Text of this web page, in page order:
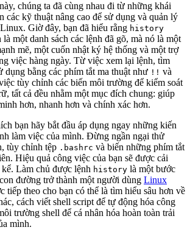
chúng ta đã cùng nhau đi từ những khái
các kỹ thuật nâng cao để sử dụng và quản lý
Giờ đây, bạn đã hiểu rằng history
một danh sách các lệnh đã gõ, mà nó là một
mẽ, một cuốn nhật ký hệ thống và một trợ
việc hàng ngày. Từ việc xem lại lệnh, tìm
dụng bằng các phím tắt ma thuật như !! và
tùy chỉnh các biến môi trường để kiểm soát
tất cả đều nhằm một mục đích chung: giúp
hơn, nhanh hơn và chính xác hơn.
bạn hãy bắt đầu áp dụng ngay những kiến
làm việc của mình. Đừng ngần ngại thử
tùy chỉnh tệp .bashrc và biến những phím tắt
Hiệu quả công việc của bạn sẽ được cải
Làm chủ được lệnh history là một bước
đường trở thành một người dùng Linux
tiếp theo cho bạn có thể là tìm hiểu sâu hơn về
cách viết shell script để tự động hóa công
trường shell để cá nhân hóa hoàn toàn trải
mình.